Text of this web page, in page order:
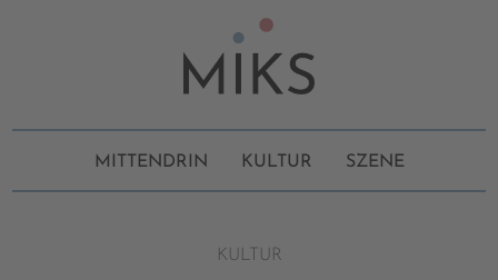
MITTENDRIN KULTUR SZENE
KULTUR